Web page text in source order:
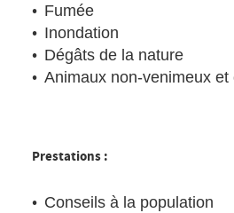
Fumée
Inondation
Dégâts de la nature
Animaux non-venimeux et
Prestations :
Conseils à la population